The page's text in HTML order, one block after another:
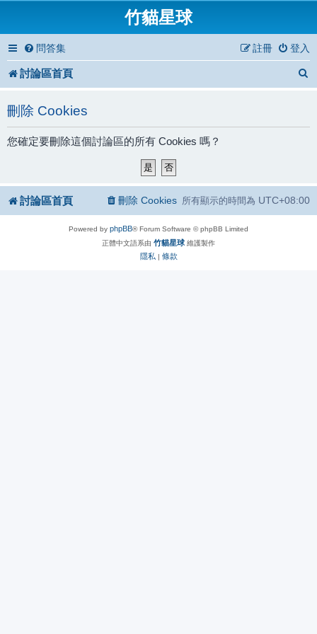
竹貓星球
問答集 登入
註冊
討論區首頁
刪除 Cookies
您確定要刪除這個討論區的所有 Cookies 嗎？
討論區首頁 所有顯示的時間為 UTC+08:00
刪除 Cookies
Powered by phpBB® Forum Software © phpBB Limited
正體中文語系由 竹貓星球 維護製作
隱私 | 條款